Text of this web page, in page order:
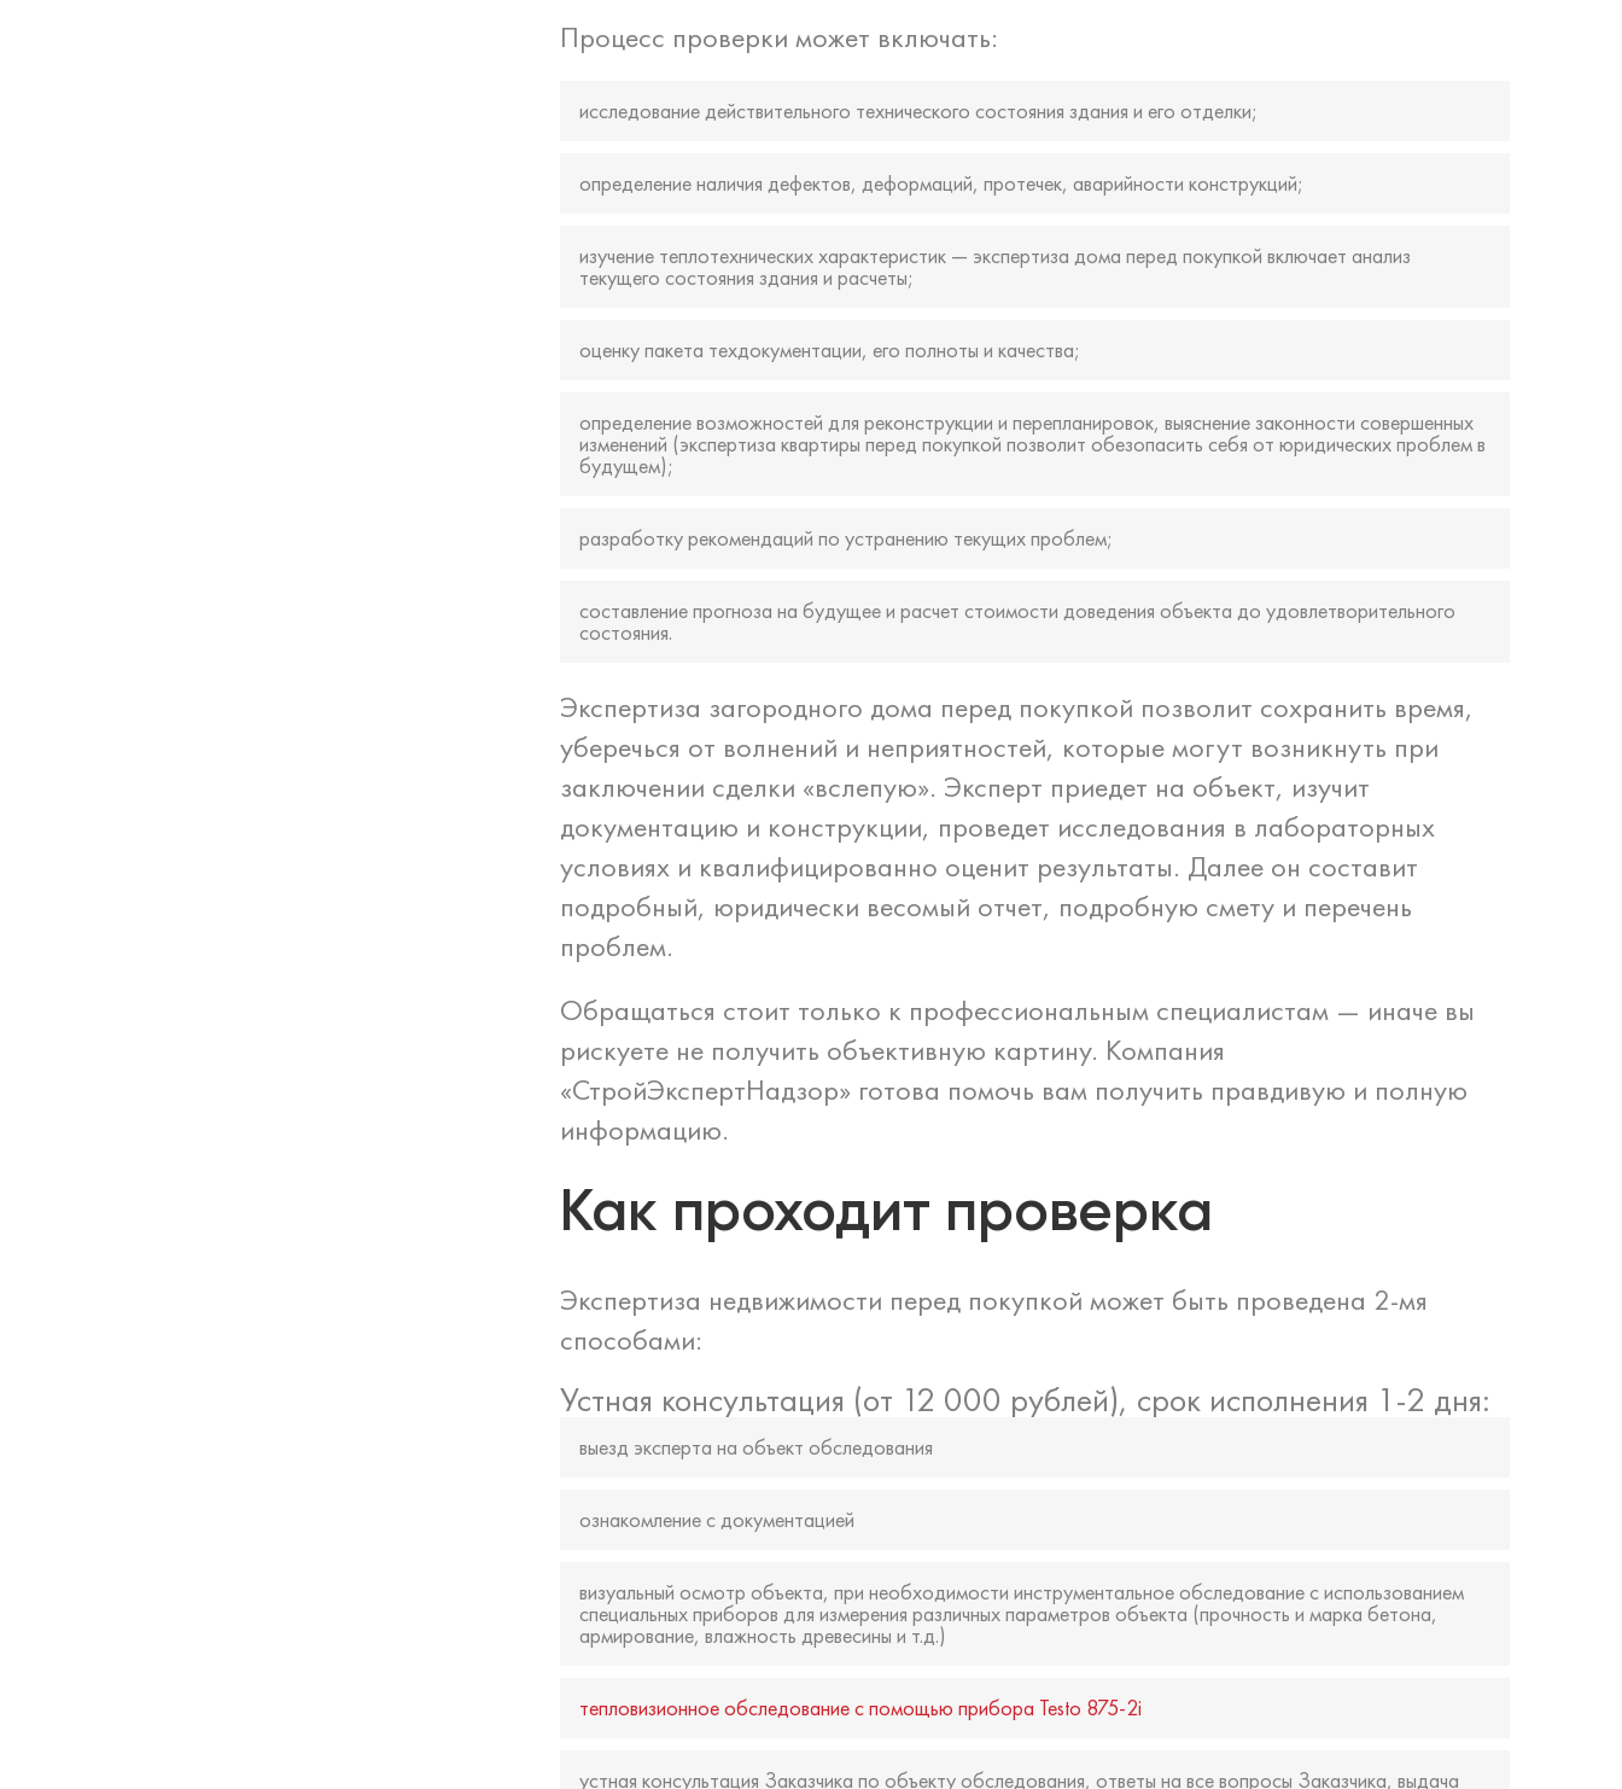
Процесс проверки может включать:
исследование действительного технического состояния здания и его отделки;
определение наличия дефектов, деформаций, протечек, аварийности конструкций;
изучение теплотехнических характеристик — экспертиза дома перед покупкой включает анализ
текущего состояния здания и расчеты;
оценку пакета техдокументации, его полноты и качества;
определение возможностей для реконструкции и перепланировок, выяснение законности совершенных
изменений (экспертиза квартиры перед покупкой позволит обезопасить себя от юридических проблем в
будущем);
разработку рекомендаций по устранению текущих проблем;
составление прогноза на будущее и расчет стоимости доведения объекта до удовлетворительного
состояния.
Экспертиза загородного дома перед покупкой позволит сохранить время,
уберечься от волнений и неприятностей, которые могут возникнуть при
заключении сделки «вслепую». Эксперт приедет на объект, изучит
документацию и конструкции, проведет исследования в лабораторных
условиях и квалифицированно оценит результаты. Далее он составит
подробный, юридически весомый отчет, подробную смету и перечень
проблем.
Обращаться стоит только к профессиональным специалистам — иначе вы
рискуете не получить объективную картину. Компания
«СтройЭкспертНадзор» готова помочь вам получить правдивую и полную
информацию.
Как проходит проверка
Экспертиза недвижимости перед покупкой может быть проведена 2-мя
способами:
Устная консультация (от 12 000 рублей), срок исполнения 1-2 дня:
выезд эксперта на объект обследования
ознакомление с документацией
визуальный осмотр объекта, при необходимости инструментальное обследование с использованием
специальных приборов для измерения различных параметров объекта (прочность и марка бетона,
армирование, влажность древесины и т.д.)
тепловизионное обследование с помощью прибора Testo 875-2i
устная консультация Заказчика по объекту обследования, ответы на все вопросы Заказчика, выдача